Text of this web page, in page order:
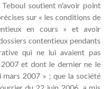
soutient n'avoir point
sur « les conditions de
en cours » et avoir
contentieux pendants
qui ne lui avaient pas
et dont le dernier ne le
2007 » ; que la société